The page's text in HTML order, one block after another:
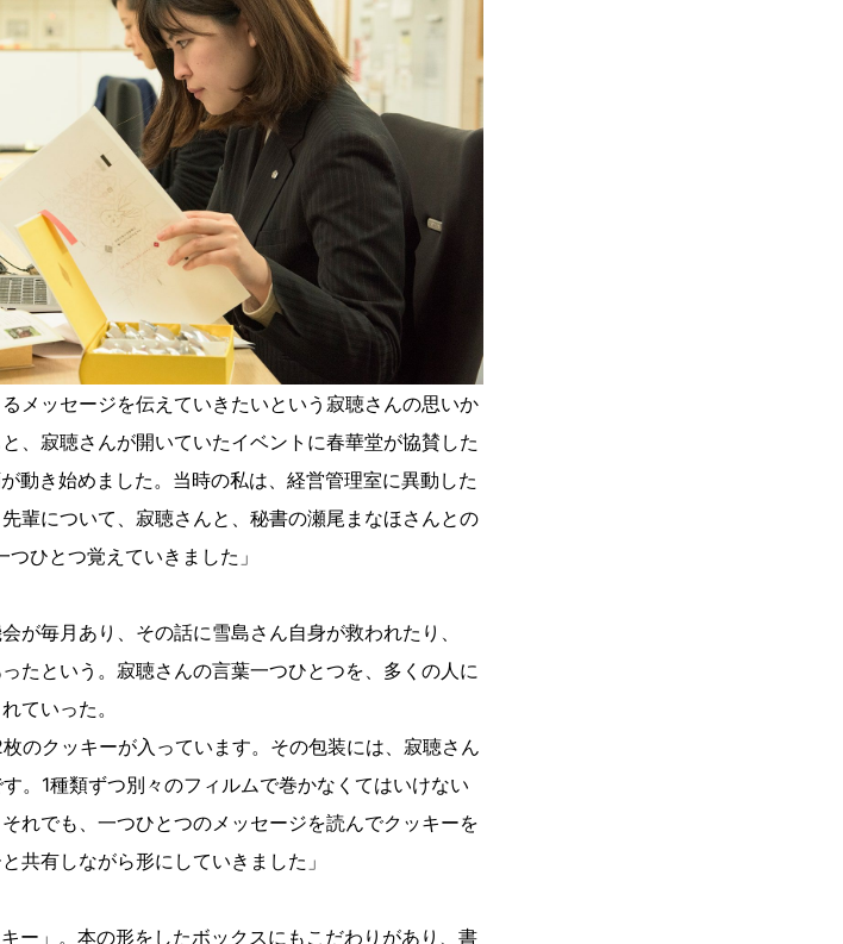
メッセージを伝えていきたいという寂聴さんの思いか
、寂聴さんが開いていたイベントに春華堂が協賛した
動き始めました。当時の私は、経営管理室に異動した
輩について、寂聴さんと、秘書の瀬尾まなほさんとの
ひとつ覚えていきました」
が毎月あり、その話に雪島さん自身が救われたり、
たという。寂聴さんの言葉一つひとつを、多くの人に
ていった。
のクッキーが入っています。その包装には、寂聴さん
。1種類ずつ別々のフィルムで巻かなくてはいけない
れでも、一つひとつのメッセージを読んでクッキーを
共有しながら形にしていきました」
ー」。本の形をしたボックスにもこだわりがあり、書